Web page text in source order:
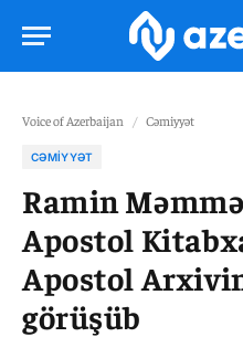
Voice of Azerbaijan / Cəmiyyət
CƏMIYYƏT
Ramin
Apostol
Apostol
görüşüb